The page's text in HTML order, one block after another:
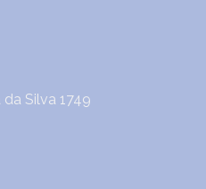
Silva 1749